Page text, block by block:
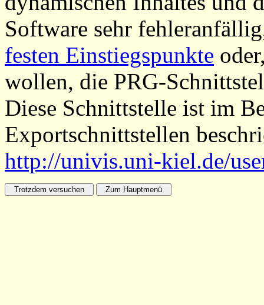
Software sehr
festen Einstiegspunkte
wollen, die PRG-
Diese Schnittstelle ist im
Exportschnittstellen
http://univis.uni-kiel.de/